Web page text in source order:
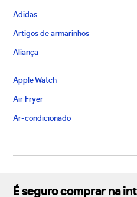
Adidas
Artigos de armarinhos
Aliança
Apple Watch
Air Fryer
Ar-condicionado
É seguro comprar na